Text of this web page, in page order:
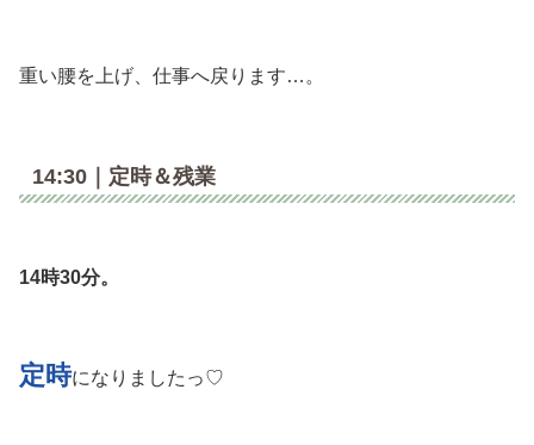
重い腰を上げ、仕事へ戻ります…。
14:30｜定時＆残業
14時30分。
定時になりましたっ♡